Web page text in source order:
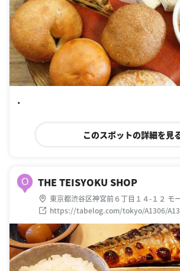
・
このスポットの詳細を見
O THE TEISYOKU SHOP
東京都渋谷区神宮前６丁目１４-１２ モ
https://tabelog.com/tokyo/A1306/